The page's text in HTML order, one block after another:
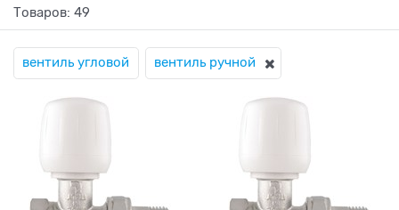
Товаров: 49
вентиль угловой вентиль ручной